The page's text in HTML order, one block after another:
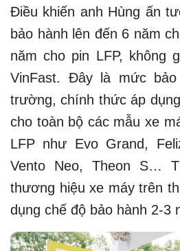
Điều khiến anh Hùng ấn
bảo hành lên đến 6 năm
năm cho pin LFP, không
VinFast. Đây là mức
trường, chính thức áp
cho toàn bộ các mẫu xe
LFP như Evo Grand,
Vento Neo, Theon S…
thương hiệu xe máy trên
dụng chế độ bảo hành 2-3